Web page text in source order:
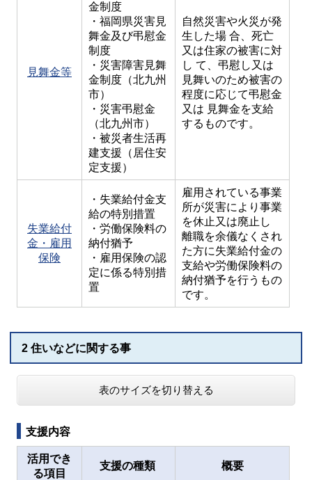
見舞金等
金制度
・福岡県災害見
舞金及び弔慰金
制度
・災害障害見舞
金制度（北九州
市）
・災害弔慰金
（北九州市）
・被災者生活再
建支援（居住安
定支援）
自然災害や火災が発
生した場 合、死亡
又は住家の被害に対
し て、弔慰し又は
見舞いのため被害の
程度に応じて弔慰金
又は 見舞金を支給
するものです。
失業給付
金・雇用
保険
・失業給付金支
給の特別措置
・労働保険料の
納付猶予
・雇用保険の認
定に係る特別措
置
雇用されている事業
所が災害により事業
を休止又は廃止し
離職を余儀なくされ
た方に失業給付金の
支給や労働保険料の
納付猶予を行うもの
です。
2 住いなどに関する事
表のサイズを切り替える
支援内容
活用でき
る項目
支援の種類 概要